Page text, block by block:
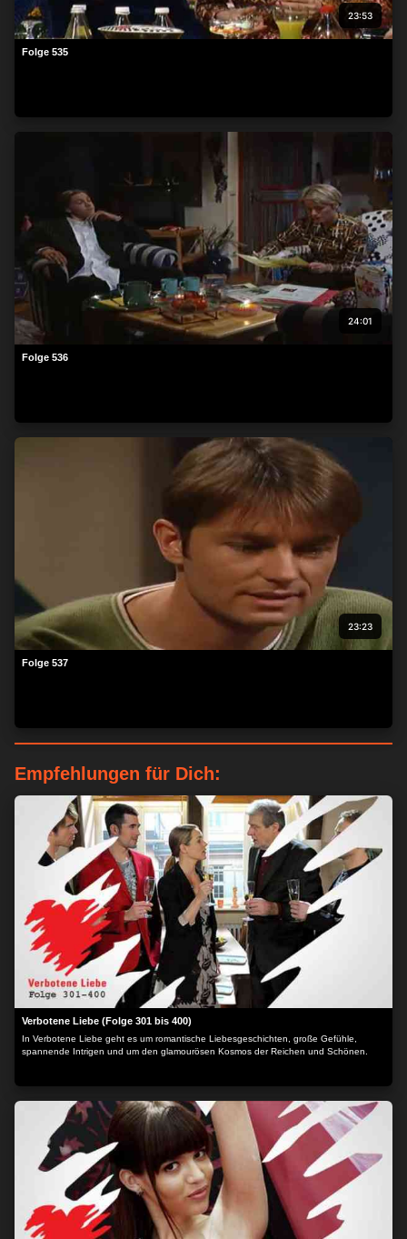
23:53
Folge 535
24:01
Folge 536
23:23
Folge 537
Empfehlungen für Dich:
Verbotene Liebe (Folge 301 bis 400)
In Verbotene Liebe geht es um romantische Liebesgeschichten, große Gefühle,
spannende Intrigen und um den glamourösen Kosmos der Reichen und Schönen.